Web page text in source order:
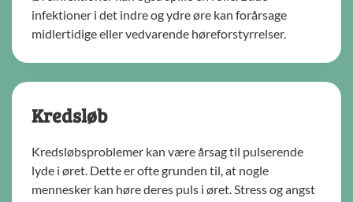
infektioner i det indre og ydre øre kan forårsage
midlertidige eller vedvarende høreforstyrrelser.
Kredsløb
Kredsløbsproblemer kan være årsag til pulserende
lyde i øret. Dette er ofte grunden til, at nogle
mennesker kan høre deres puls i øret. Stress og angst